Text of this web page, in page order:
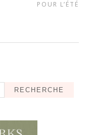
POUR L’ÉTÉ
RECHERCHE